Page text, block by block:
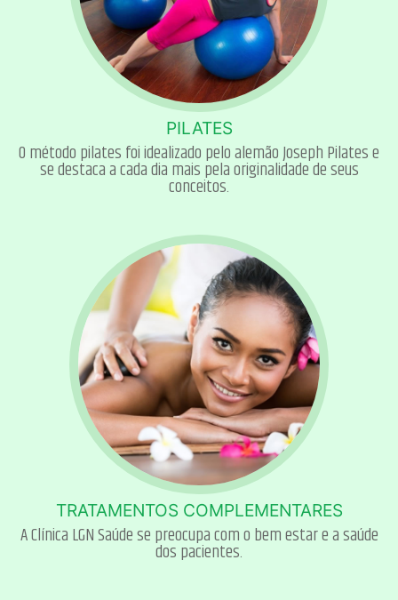
PILATES
O método pilates foi idealizado pelo alemão Joseph Pilates e
se destaca a cada dia mais pela originalidade de seus
conceitos.
TRATAMENTOS COMPLEMENTARES
A Clínica LGN Saúde se preocupa com o bem estar e a saúde
dos pacientes.